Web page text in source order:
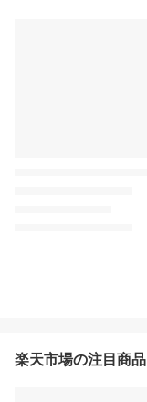
楽天市場の注目商品